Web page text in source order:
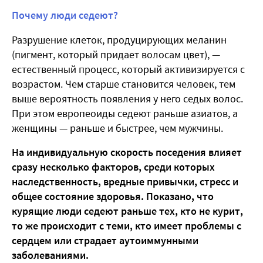
Почему люди седеют?
Разрушение клеток, продуцирующих меланин
(пигмент, который придает волосам цвет), —
естественный процесс, который активизируется с
возрастом. Чем старше становится человек, тем
выше вероятность появления у него седых волос.
При этом европеоиды седеют раньше азиатов, а
женщины — раньше и быстрее, чем мужчины.
На индивидуальную скорость поседения влияет
сразу несколько факторов, среди которых
наследственность, вредные привычки, стресс и
общее состояние здоровья. Показано, что
курящие люди седеют раньше тех, кто не курит,
то же происходит с теми, кто имеет проблемы с
сердцем или страдает аутоиммунными
заболеваниями.